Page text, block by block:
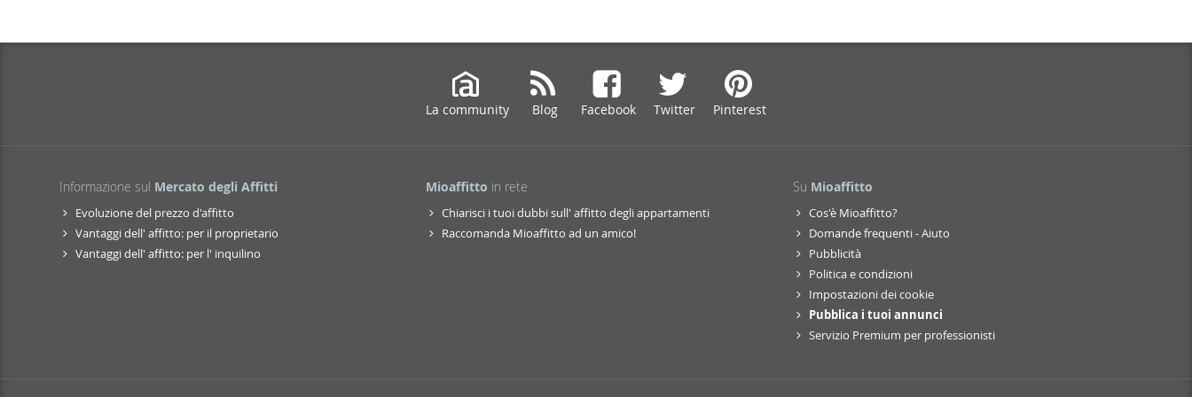
La community Blog Facebook Twitter Pinterest
Informazione sul Mercato degli Affitti
Evoluzione del prezzo d'affitto
Vantaggi dell' affitto: per il proprietario
Vantaggi dell' affitto: per l' inquilino
Mioaffitto in rete
Chiarisci i tuoi dubbi sull' affitto degli appartamenti
Raccomanda Mioaffitto ad un amico!
Su Mioaffitto
Cos'è Mioaffitto?
Domande frequenti - Aiuto
Pubblicità
Politica e condizioni
Impostazioni dei cookie
Pubblica i tuoi annunci
Servizio Premium per professionisti